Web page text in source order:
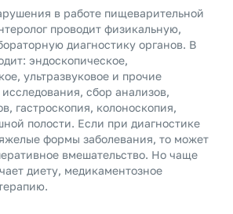
в работе пищеварительной
проводит физикальную,
диагностику органов. В
эндоскопическое,
ультразвуковое и прочие
сбор анализов,
гастроскопия, колоноскопия,
полости. Если при диагностике
формы заболевания, то может
вмешательство. Но чаще
диету, медикаментозное